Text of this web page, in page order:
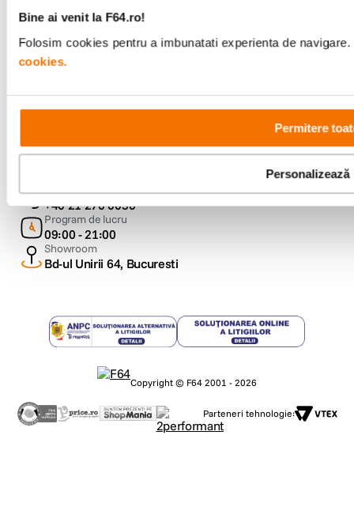
Bine ai venit la F64.ro!
Folosim cookies pentru a imbunatati experienta de
cookies.
Permitere
Personalizează
Urmareste-ne
Comenzi si suport
+40 21 270 0050
Program de lucru
09:00 - 21:00
Showroom
Bd-ul Unirii 64, Bucuresti
Copyright © F64 2001 - 2026
Parteneri tehnologie: